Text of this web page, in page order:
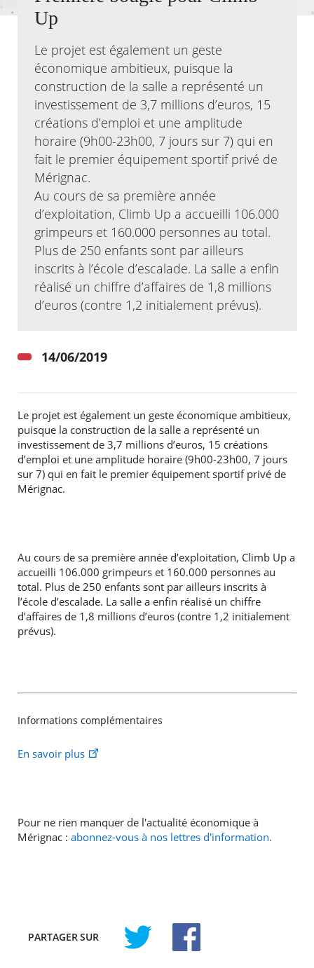
Actualités
Kiosque
Espace de services en ligne
Facebook
X Instagram
Youtube
Linkedin
RECHERCHER ...
Up
Le projet est également un geste
économique ambitieux, puisque la
construction de la salle a représenté un
investissement de 3,7 millions d’euros, 15
créations d’emploi et une amplitude
horaire (9h00-23h00, 7 jours sur 7) qui en
fait le premier équipement sportif privé de
Mérignac.
Au cours de sa première année
d’exploitation, Climb Up a accueilli 106.000
grimpeurs et 160.000 personnes au total.
Plus de 250 enfants sont par ailleurs
inscrits à l’école d’escalade. La salle a enfin
réalisé un chiffre d’affaires de 1,8 millions
d’euros (contre 1,2 initialement prévus).
14/06/2019
Le projet est également un geste économique ambitieux,
puisque la construction de la salle a représenté un
investissement de 3,7 millions d’euros, 15 créations
d’emploi et une amplitude horaire (9h00-23h00, 7 jours
sur 7) qui en fait le premier équipement sportif privé de
Mérignac.
Au cours de sa première année d’exploitation, Climb Up a
accueilli 106.000 grimpeurs et 160.000 personnes au
total. Plus de 250 enfants sont par ailleurs inscrits à
l’école d’escalade. La salle a enfin réalisé un chiffre
d’affaires de 1,8 millions d’euros (contre 1,2 initialement
prévus).
Informations complémentaires
En savoir plus
Pour ne rien manquer de l'actualité économique à
Mérignac : abonnez-vous à nos lettres d'information.
PARTAGERSUR